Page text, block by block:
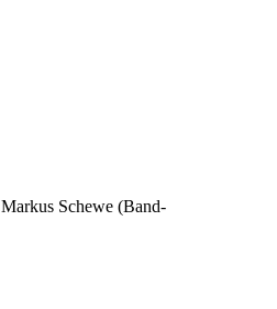
Markus Schewe (Band-